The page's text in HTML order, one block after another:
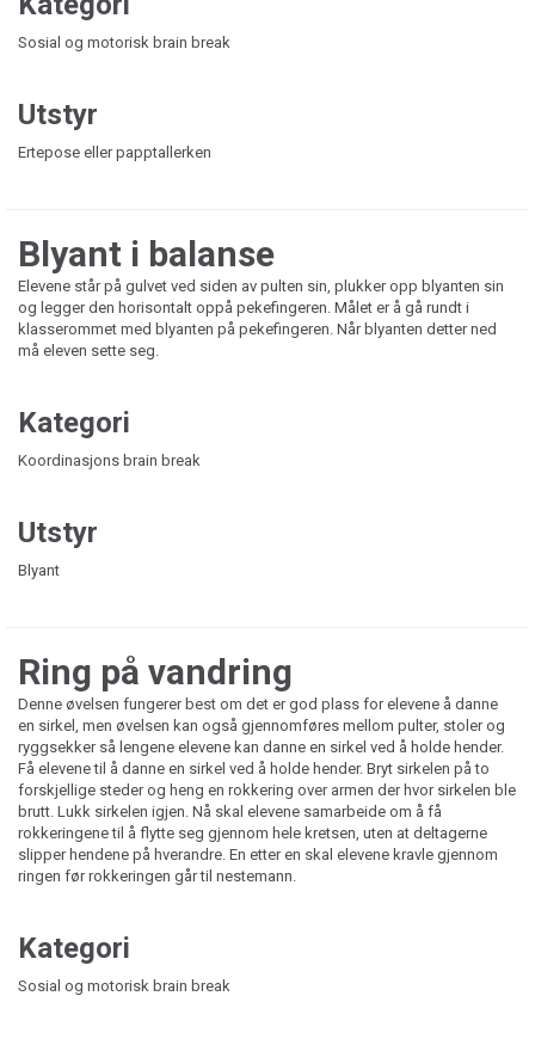
Sosial og motorisk brain break
Utstyr
Ertepose eller papptallerken
Blyant i balanse
Elevene står på gulvet ved siden av pulten sin, plukker opp blyanten sin
og legger den horisontalt oppå pekefingeren. Målet er å gå rundt i
klasserommet med blyanten på pekefingeren. Når blyanten detter ned
må eleven sette seg.
Kategori
Koordinasjons brain break
Utstyr
Blyant
Ring på vandring
Denne øvelsen fungerer best om det er god plass for elevene å danne
en sirkel, men øvelsen kan også gjennomføres mellom pulter, stoler og
ryggsekker så lengene elevene kan danne en sirkel ved å holde hender.
Få elevene til å danne en sirkel ved å holde hender. Bryt sirkelen på to
forskjellige steder og heng en rokkering over armen der hvor sirkelen ble
brutt. Lukk sirkelen igjen. Nå skal elevene samarbeide om å få
rokkeringene til å flytte seg gjennom hele kretsen, uten at deltagerne
slipper hendene på hverandre. En etter en skal elevene kravle gjennom
ringen før rokkeringen går til nestemann.
Kategori
Sosial og motorisk brain break